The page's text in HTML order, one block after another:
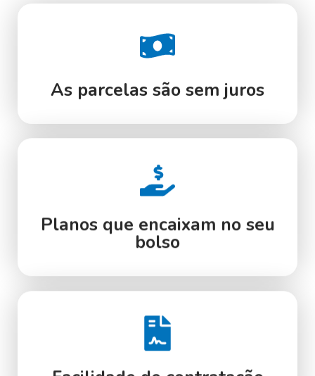
As parcelas são sem juros
Planos que encaixam no seu
bolso